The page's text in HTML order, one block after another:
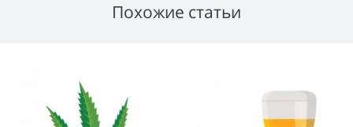
Похожие статьи